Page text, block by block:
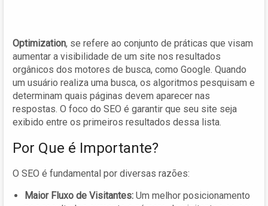
Optimization, se refere ao conjunto de práticas que visam
aumentar a visibilidade de um site nos resultados
orgânicos dos motores de busca, como Google. Quando
um usuário realiza uma busca, os algoritmos pesquisam e
determinam quais páginas devem aparecer nas
respostas. O foco do SEO é garantir que seu site seja
exibido entre os primeiros resultados dessa lista.
Por Que é Importante?
O SEO é fundamental por diversas razões:
Maior Fluxo de Visitantes: Um melhor posicionamento